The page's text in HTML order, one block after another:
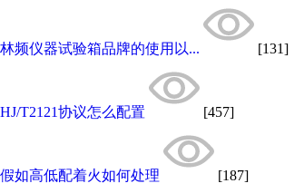
林频仪器试验箱品牌的使用以... [131]
HJ/T2121协议怎么配置 [457]
假如高低配着火如何处理 [187]